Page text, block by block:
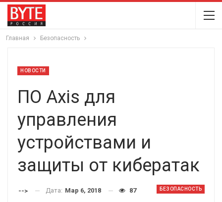
Главная Безопасность
НОВОСТИ
ПО Axis для
управления
устройствами и
защиты от кибератак
БЕЗОПАСНОСТЬ
--> Дата: Мар 6, 2018 87